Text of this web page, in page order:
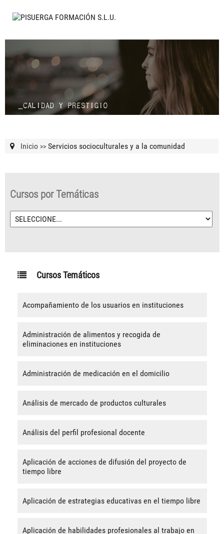
Inicio >> Servicios socioculturales y a la comunidad
Cursos por Temáticas
Cursos Temáticos
Acompañamiento de los usuarios en instituciones
Administración de alimentos y recogida de
eliminaciones en instituciones
Administración de medicación en el domicilio
Análisis de mercado de productos culturales
Análisis del perfil profesional docente
Aplicación de acciones de difusión del proyecto de
tiempo libre
Aplicación de estrategias educativas en el tiempo libre
Aplicación de habilidades profesionales al trabajo en